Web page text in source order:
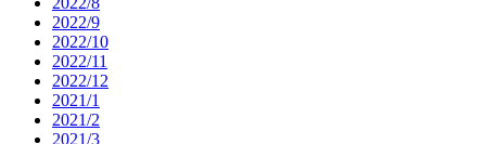
2022/9
2022/10
2022/11
2022/12
2021/1
2021/2
2021/3